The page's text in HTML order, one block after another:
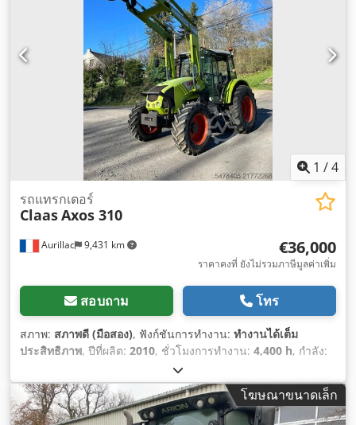
1 /4
Aurillac 9,431 km
รถแทรกเตอร์
ClaasAxos 310
€36,000
ราคาคงที่ ยังไม่รวมภาษีมูลค่าเพิ่ม
สอบถาม โทร
สภาพ: สภาพดี (มือสอง), ฟังก์ชันการทำงาน: ทำงานได้เต็ม
ประสิทธิภาพ, ปีที่ผลิต: 2010, ชั่วโมงการทำงาน: 4,400 h, กำลัง:
, หมายเลขเครื่องจักร/ยานพาหนะ:
A2204DAA2203584, อุปกรณ์:ห้องโดยสาร,
โฆษณาขนาดเล็ก